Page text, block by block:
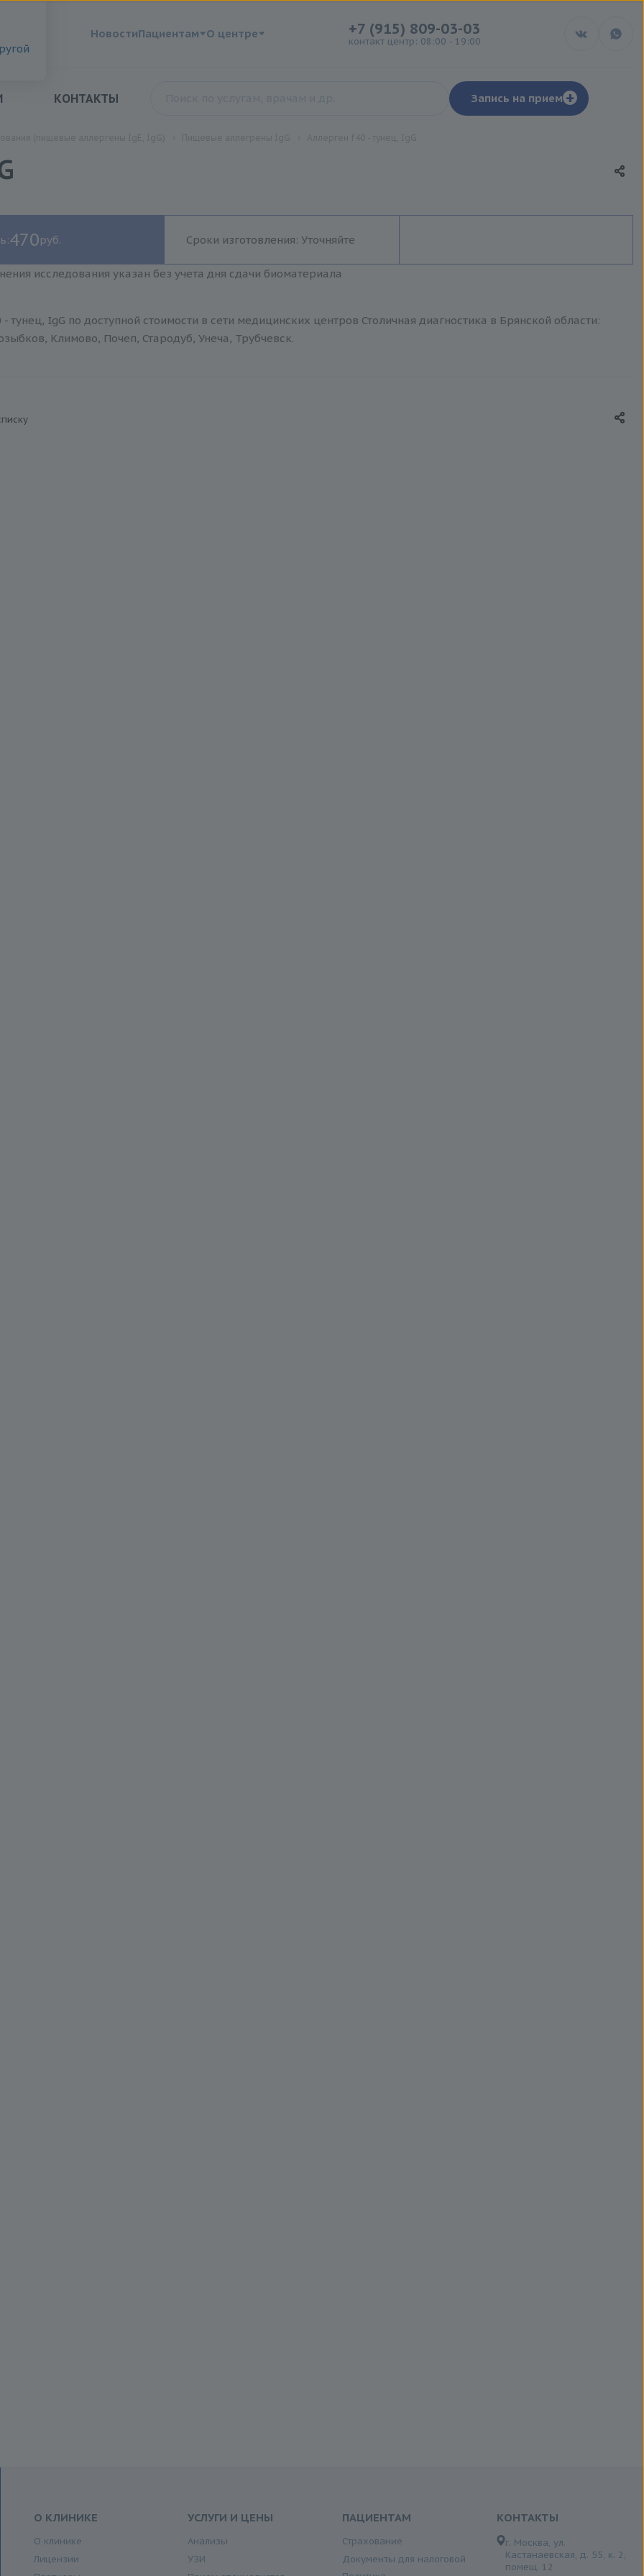
НовостиПациентам О центре +7 (915) 809-03-03
контакт центр: 08:00 - 19:00
КОНТАКТЫ Запись на прием +
470руб. Сроки изготовления: Уточняйте
исследования указан без учета дня сдачи биоматериала
тунец, IgG по доступной стоимости в сети медицинских центров Столичная диагностика в Брянской области:
Климово, Почеп, Стародуб, Унеча, Трубчевск.
О КЛИНИКЕ
О клинике
Лицензии
УСЛУГИ И ЦЕНЫ
Анализы
УЗИ
ПАЦИЕНТАМ
Страхование
Документы для налоговой
КОНТАКТЫ
г. Москва, ул.
Кастанаевская, д. 55, к. 2,
помещ. 12